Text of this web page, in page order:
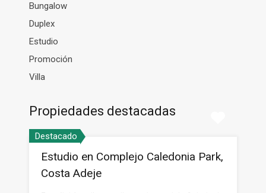
Bungalow
Duplex
Estudio
Promoción
Villa
Propiedades destacadas
Destacado
Estudio en Complejo Caledonia Park,
Costa Adeje